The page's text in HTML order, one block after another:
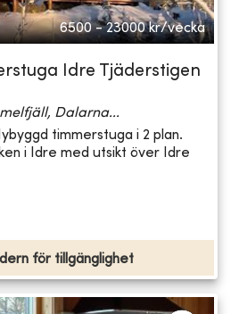
6500 - 23000 kr/vecka
Idre Tjäderstigen
Dalarna...
timmerstuga i 2 plan.
i Idre med utsikt över Idre
för tillgänglighet